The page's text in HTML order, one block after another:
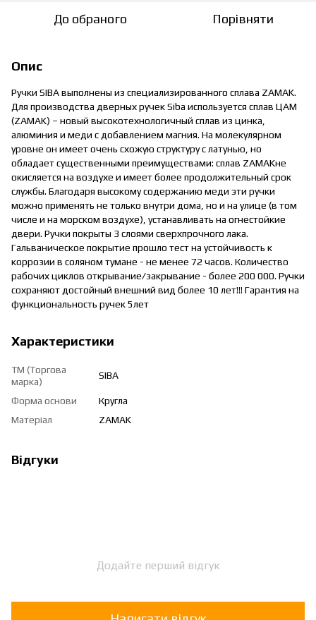
До обраного Порівняти
Опис
Ручки SIBA выполнены из специализированного сплава ZAMAK.
Для производства дверных ручек Siba используется сплав ЦАМ
(ZAMAK) – новый высокотехнологичный сплав из цинка,
алюминия и меди с добавлением магния. На молекулярном
уровне он имеет очень схожую структуру с латунью, но
обладает существенными преимуществами: сплав ZAMAKне
окисляется на воздухе и имеет более продолжительный срок
службы. Благодаря высокому содержанию меди эти ручки
можно применять не только внутри дома, но и на улице (в том
числе и на морском воздухе), устанавливать на огнестойкие
двери. Ручки покрыты 3 слоями сверхпрочного лака.
Гальваническое покрытие прошло тест на устойчивость к
коррозии в соляном тумане - не менее 72 часов. Количество
рабочих циклов открывание/закрывание - более 200 000. Ручки
сохраняют достойный внешний вид более 10 лет!!! Гарантия на
функциональность ручек 5лет
Характеристики
ТМ (Торгова
марка)
SIBA
Форма основи
Кругла
Матеріал
ZAMAK
Відгуки
Додайте перший відгук